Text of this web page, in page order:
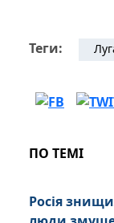
Теги:
ПО ТЕМІ
Росія